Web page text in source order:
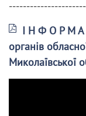
І Н Ф О Р М А
органів
Миколаївської